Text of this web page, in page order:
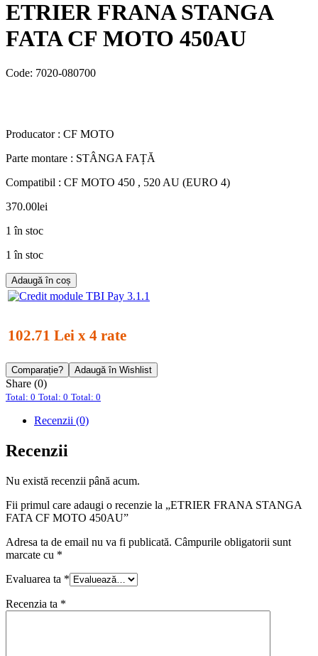
ETRIER FRANA STANGA
FATA CF MOTO 450AU
Code: 7020-080700
Producator : CF MOTO
Parte montare : STÂNGA FAȚĂ
Compatibil : CF MOTO 450 , 520 AU (EURO 4)
370.00lei
1 în stoc
1 în stoc
Adaugă în coș
102.71 Lei x 4 rate
Comparație? Adaugă în Wishlist
Share (0)
Total: 0 Total: 0 Total: 0
Recenzii (0)
Recenzii
Nu există recenzii până acum.
Fii primul care adaugi o recenzie la „ETRIER FRANA STANGA
FATA CF MOTO 450AU”
Adresa ta de email nu va fi publicată. Câmpurile obligatorii sunt
marcate cu *
Evaluarea ta *
Recenzia ta *